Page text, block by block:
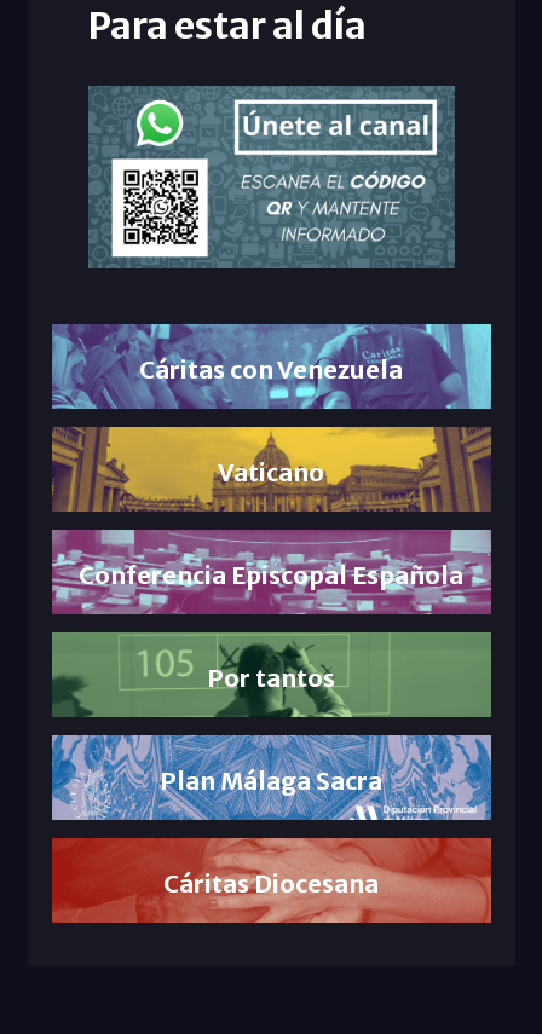
Para estar al día
Cáritas con Venezuela
Vaticano
Conferencia Episcopal Española
Por tantos
Plan Málaga Sacra
Cáritas Diocesana